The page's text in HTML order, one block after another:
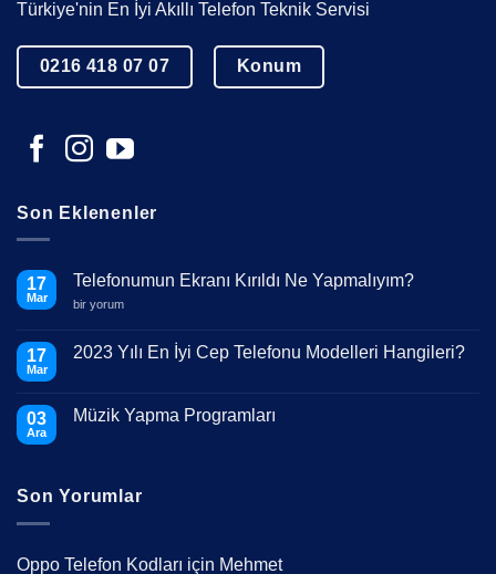
Türkiye'nin En İyi Akıllı Telefon Teknik Servisi
0216 418 07 07 Konum
Son Eklenenler
17
Mar
Telefonumun Ekranı Kırıldı Ne Yapmalıyım?
Telefonumun
Ne
Yapmalıyım?
bir yorum
17
Mar
2023 Yılı En İyi Cep Telefonu Modelleri Hangileri?
Yılı
Hangileri?
03
Ara
Müzik Yapma Programları
Programları
Son Yorumlar
Oppo Telefon Kodları için Mehmet